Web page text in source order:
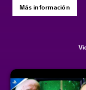
Más información